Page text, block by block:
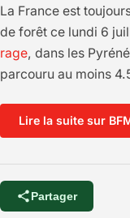
La France est
de forêt ce lundi 6
rage, dans les
parcouru au moins
Lire la suite sur
Partager